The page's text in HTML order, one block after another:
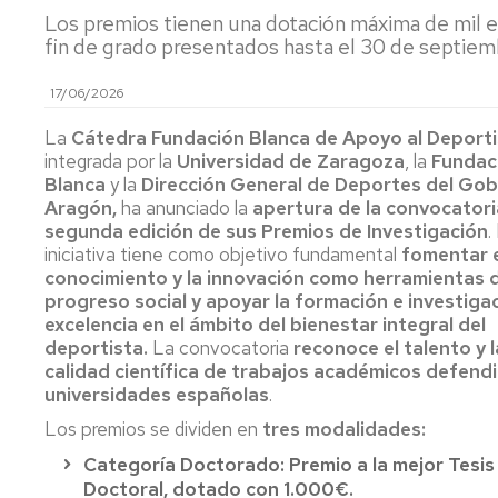
y
Transferencia
Cátedras
LEIs
Recursos
Infraestructuras
Laboratorios
Recursos
singulares
y
y
Los premios tienen una dotación máxima de
fin de grado presentados hasta el 30 de
17/06/2026
La Cátedra Fundación Blanca de Apoyo al
integrada por la Universidad de Zaragoza, la
Blanca y la Dirección General de Deportes del
Aragón,ha anunciado la apertura de la
segunda edición de sus Premios de Investigación.
iniciativa tiene como objetivo fundamental fomentar
conocimiento y la innovación como herramientas
progreso social y apoyar la formación e
excelencia en el ámbito del bienestar integral del
deportista. La convocatoria reconoce el talento y
calidad científica de trabajos académicos
universidades españolas.
Los premios se dividen en tres modalidades:
Categoría Doctorado: Premio a la mejor Tesis
Doctoral, dotado con 1.000€.